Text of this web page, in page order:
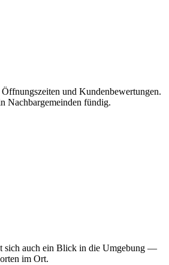
und Kundenbewertungen.
Nachbargemeinden fündig.
sich auch ein Blick in die Umgebung —
im Ort.